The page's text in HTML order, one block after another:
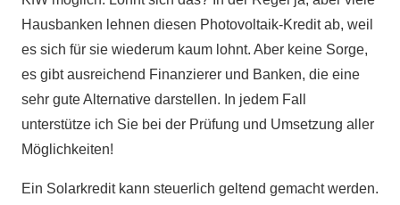
Hausbanken lehnen diesen Photovoltaik-Kredit ab, weil
es sich für sie wiederum kaum lohnt. Aber keine Sorge,
es gibt ausreichend Finanzierer und Banken, die eine
sehr gute Alternative darstellen. In jedem Fall
unterstütze ich Sie bei der Prüfung und Umsetzung aller
Möglichkeiten!
Ein Solarkredit kann steuerlich geltend gemacht werden.